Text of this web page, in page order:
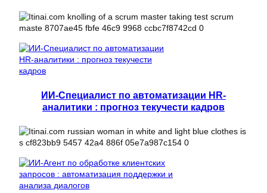
ИИ-Специалист по автоматизации HR-
аналитики : прогноз текучести кадров